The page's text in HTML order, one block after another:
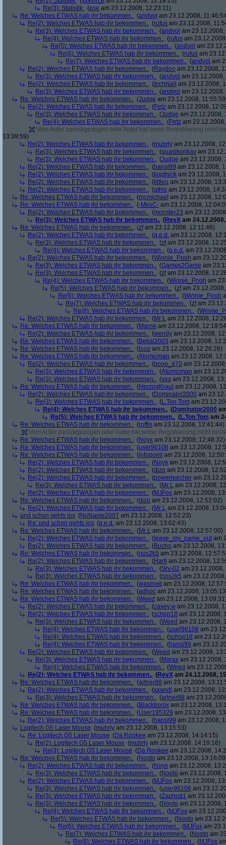
Re(3): Statistik: (ese am 23.12.2008, 12:23:11)
Re: Welches ETWAS hab ihr bekommen.. (andvol am 23.12.2008,
Re(2): Welches ETWAS hab ihr bekommen.. (rufus am 23.12.2008,
Re(3): Welches ETWAS hab ihr bekommen.. (andvol am
Re(4): Welches ETWAS hab ihr bekommen.. (rufus am
Re(5): Welches ETWAS hab ihr bekommen.. (andvol am
Re(6): Welches ETWAS hab ihr bekommen.. (rufus am
Re(7): Welches ETWAS hab ihr bekommen.. (andvol am
Re(2): Welches ETWAS hab ihr bekommen.. (Raydoo am 23.12.2008,
Re(3): Welches ETWAS hab ihr bekommen.. (andvol am
Re(2): Welches ETWAS hab ihr bekommen.. ( InchNail am 23.12.2008,
Re(3): Welches ETWAS hab ihr bekommen.. (andvol am
Re: Welches ETWAS hab ihr bekommen.. (Judge am 23.12.2008,
Re(2): Welches ETWAS hab ihr bekommen.. (Petz am 23.12.2008,
Re(3): Welches ETWAS hab ihr bekommen.. (Judge am 23.12.2008,
Re(4): Welches ETWAS hab ihr bekommen.. (Petz am
Vom Autor zurückgezogen oder Autor hat seine Registrierung nicht
13:39:59)
Re(2): Welches ETWAS hab ihr bekommen.. (muhrly am 23.12.2008,
Re(3): Welches ETWAS hab ihr bekommen.. (quasikonkav am
Re(3): Welches ETWAS hab ihr bekommen.. (Judge am 23.12.2008,
Re(2): Welches ETWAS hab ihr bekommen.. (hansi99 am 23.12.2008,
Re(2): Welches ETWAS hab ihr bekommen.. (kopfnick am 23.12.2008,
Re(2): Welches ETWAS hab ihr bekommen.. ( littleo am 23.12.2008,
Re(2): Welches ETWAS hab ihr bekommen.. (athis am 23.12.2008,
Re: Welches ETWAS hab ihr bekommen.. (mcmichael am 23.12.2008,
Re: Welches ETWAS hab ihr bekommen.. (-MiniC- am 23.12.2008,
Re(2): Welches ETWAS hab ihr bekommen.. (monster23 am
Re(3): Welches ETWAS hab ihr bekommen.. (RevX am
Re: Welches ETWAS hab ihr bekommen.. (zfam 23.12.2008, 12:11:46)
Re(2): Welches ETWAS hab ihr bekommen.. (q.e.d. am 23.12.2008,
Re(3): Welches ETWAS hab ihr bekommen.. (zfam 23.12.2008,
Re(4): Welches ETWAS hab ihr bekommen.. (q.e.d. am
Re(2): Welches ETWAS hab ihr bekommen.. (Winnie_Pooh am
Re(3): Welches ETWAS hab ihr bekommen.. (Games2Game am
Re(3): Welches ETWAS hab ihr bekommen.. (zfam 23.12.2008,
Re(4): Welches ETWAS hab ihr bekommen.. (Winnie_Pooh am
Re(5): Welches ETWAS hab ihr bekommen.. (zfam
Re(6): Welches ETWAS hab ihr bekommen.. (Winnie_Pooh
Re(7): Welches ETWAS hab ihr bekommen.. (zfam
Re(8): Welches ETWAS hab ihr bekommen.. (
Re(2): Welches ETWAS hab ihr bekommen.. (Mr L am 23.12.2008,
Re: Welches ETWAS hab ihr bekommen.. (Marne am 23.12.2008,
Re(2): Welches ETWAS hab ihr bekommen.. (wendy am 23.12.2008,
Re: Welches ETWAS hab ihr bekommen.. (Belial2003 am 23.12.2008,
Re: Welches ETWAS hab ihr bekommen.. (toco am 23.12.2008, 12:26:26)
Re: Welches ETWAS hab ihr bekommen.. (Atomicman am 23.12.2008,
Re(2): Welches ETWAS hab ihr bekommen.. (bono_d70 am
Re(3): Welches ETWAS hab ihr bekommen.. (Atomicman am
Re(3): Welches ETWAS hab ihr bekommen.. (vex am 23.12.2008,
Re: Welches ETWAS hab ihr bekommen.. (HerzogKraut am 23.12.2008,
Re(2): Welches ETWAS hab ihr bekommen.. (Dominator2000 am
Re(3): Welches ETWAS hab ihr bekommen.. (L.Ton Tom am
Re(4): Welches ETWAS hab ihr bekommen.. (Dominator2000
Re(5): Welches ETWAS hab ihr bekommen.. (L.Ton Tom am
Re: Welches ETWAS hab ihr bekommen.. (rofflo am 23.12.2008, 12:41:44)
Vom Autor zurückgezogen oder Autor hat seine Registrierung nicht
Re: Welches ETWAS hab ihr bekommen.. (Noyx am 23.12.2008, 12:48:32)
Re: Welches ETWAS hab ihr bekommen.. (user96106 am 23.12.2008,
Re: Welches ETWAS hab ihr bekommen.. (infopoint am 23.12.2008,
Re(2): Welches ETWAS hab ihr bekommen.. (Noyx am 23.12.2008,
Re(2): Welches ETWAS hab ihr bekommen.. (dizo am 23.12.2008,
Re(2): Welches ETWAS hab ihr bekommen.. (powerleecher am
Re(3): Welches ETWAS hab ihr bekommen.. (Mr L am 23.12.2008,
Re(2): Welches ETWAS hab ihr bekommen.. (MJFox am 23.12.2008,
Re: Welches ETWAS hab ihr bekommen.. (dizo am 23.12.2008, 12:52:02)
Re(2): Welches ETWAS hab ihr bekommen.. (Mr L am 23.12.2008,
und schon gehts los (NoName2007 am 23.12.2008, 12:52:23)
Re: und schon gehts los (q.e.d. am 23.12.2008, 13:02:43)
Re: Welches ETWAS hab ihr bekommen.. (Mr L am 23.12.2008, 12:57:00)
Re(2): Welches ETWAS hab ihr bekommen.. ( leave_my_name_out am
Re(2): Welches ETWAS hab ihr bekommen.. (Bucho am 23.12.2008,
Re: Welches ETWAS hab ihr bekommen.. (nos2k5 am 23.12.2008,
Re(2): Welches ETWAS hab ihr bekommen.. (Harti am 23.12.2008,
Re(3): Welches ETWAS hab ihr bekommen.. (Srv-02 am 23.12.2008,
Re(3): Welches ETWAS hab ihr bekommen.. (nos2k5 am
Re: Welches ETWAS hab ihr bekommen.. (wasined am 23.12.2008,
Re: Welches ETWAS hab ihr bekommen.. (adhoc am 23.12.2008,
Re: Welches ETWAS hab ihr bekommen.. (Weed am 23.12.2008,
Re(2): Welches ETWAS hab ihr bekommen.. (casey.w am 23.12.2008,
Re(2): Welches ETWAS hab ihr bekommen.. (schop18 am 23.12.2008,
Re(3): Welches ETWAS hab ihr bekommen.. (Weed am 23.12.2008,
Re(4): Welches ETWAS hab ihr bekommen.. (user96106 am
Re(4): Welches ETWAS hab ihr bekommen.. (schop18 am
Re(4): Welches ETWAS hab ihr bekommen.. (hansi99 am
Re(2): Welches ETWAS hab ihr bekommen.. (Weed am 23.12.2008,
Re(3): Welches ETWAS hab ihr bekommen.. (Marax am 23.12.2008,
Re(4): Welches ETWAS hab ihr bekommen.. (Weed am
Re(2): Welches ETWAS hab ihr bekommen.. (RevX am 24.12.2008,
Re: Welches ETWAS hab ihr bekommen.. (artner88 am 23.12.2008,
Re(2): Welches ETWAS hab ihr bekommen.. (xxandl am 23.12.2008,
Re(3): Welches ETWAS hab ihr bekommen.. (artner88 am
Re: Welches ETWAS hab ihr bekommen.. (Blacktronix am 23.12.2008,
Re: Welches ETWAS hab ihr bekommen.. (User195329 am 23.12.2008,
Re(2): Welches ETWAS hab ihr bekommen.. (hansi99 am 23.12.2008,
Logitech G5 Laser Mouse (muhrly am 23.12.2008, 13:15:53)
Re: Logitech G5 Laser Mouse (Da Rookee am 23.12.2008, 14:14:15)
Re(2): Logitech G5 Laser Mouse (muhrly am 23.12.2008, 14:19:16)
Re(3): Logitech G5 Laser Mouse (Da Rookee am 23.12.2008,
Re: Welches ETWAS hab ihr bekommen.. (Nooto am 23.12.2008,
Re(2): Welches ETWAS hab ihr bekommen.. (Noyx am 23.12.2008,
Re(3): Welches ETWAS hab ihr bekommen.. (Nooto am 23.12.2008,
Re(2): Welches ETWAS hab ihr bekommen.. (MJFox am 23.12.2008,
Re(3): Welches ETWAS hab ihr bekommen.. (user96106 am
Re(3): Welches ETWAS hab ihr bekommen.. (Zaphod1 am
Re(3): Welches ETWAS hab ihr bekommen.. (Nooto am 23.12.2008,
Re(4): Welches ETWAS hab ihr bekommen.. (MJFox am
Re(5): Welches ETWAS hab ihr bekommen.. (Nooto am
Re(6): Welches ETWAS hab ihr bekommen.. (MJFox am
Re(7): Welches ETWAS hab ihr bekommen.. (Nooto am
Re(8): Welches ETWAS hab ihr bekommen.. (MJFox